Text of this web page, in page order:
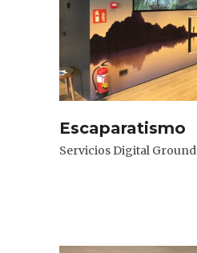
Escaparatismo
Servicios Digital Ground